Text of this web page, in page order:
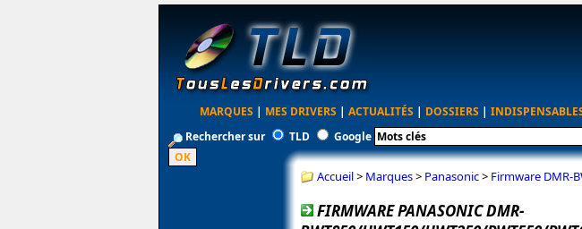
MARQUES | MES DRIVERS | ACTUALITÉS | DOSSIERS |
Rechercher sur
TLD Google
Accueil> Marques> Panasonic> Firmware DMR-
FIRMWARE PANASONIC DMR-